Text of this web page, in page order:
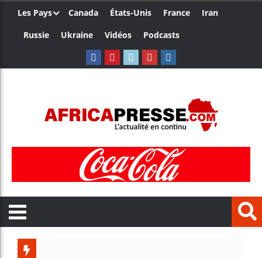
Les Pays Canada États-Unis France
Iran
Russie
Ukraine Vidéos Podcasts